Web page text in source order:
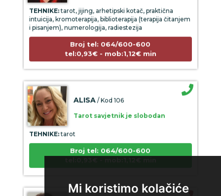
Mi koristimo kolačiće
TEHNIKE: tarot, jijing, arhetipski kotač, praktična
intuicija, kromoterapija, biblioterapija (terapija čitanjem
i pisanjem), numerologija, radiestezija
Broj tel: 064/600-600
tel:0,93€ - mob:1,12€ min
ALISA / Kod 106
Tarot savjetnik je slobodan
TEHNIKE: tarot
Broj tel: 064/600-600
tel:0,93€ - mob:1,12€ min